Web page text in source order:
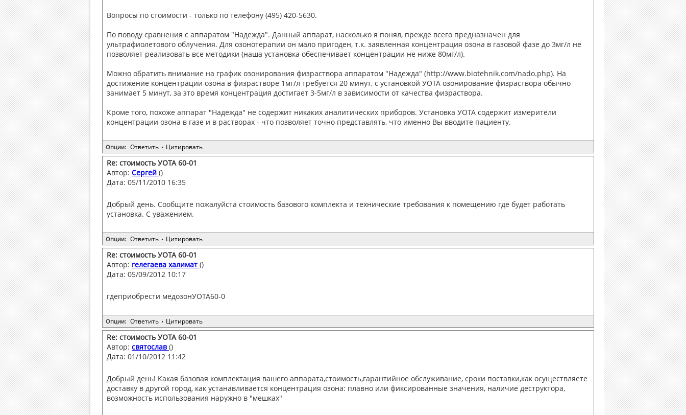
Вопросы по стоимости - только по телефону (495) 420-5630.
По поводу сравнения с аппаратом "Надежда". Данный аппарат, насколько я понял, прежде всего предназначен для
ультрафиолетового облучения. Для озонотерапии он мало пригоден, т.к. заявленная концентрация озона в газовой фазе до 3мг/л не
позволяет реализовать все методики (наша установка обеспечивает концентрации не ниже 80мг/л).
Можно обратить внимание на график озонирования физраствора аппаратом "Надежда" (http://www.biotehnik.com/nado.php). На
достижение концентрации озона в физрастворе 1мг/л требуется 20 минут, с установкой УОТА озонирование физраствора обычно
занимает 5 минут, за это время концентрация достигает 3-5мг/л в зависимости от качества физраствора.
Кроме того, похоже аппарат "Надежда" не содержит никаких аналитических приборов. Установка УОТА содержит измерители
концентрации озона в газе и в растворах - что позволяет точно представлять, что именно Вы вводите пациенту.
Опции: Ответить • Цитировать
Re: стоимость УОТА 60-01
Автор: Сергей ()
Дата: 05/11/2010 16:35
Добрый день. Сообщите пожалуйста стоимость базового комплекта и технические требования к помещению где будет работать
установка. С уважением.
Опции: Ответить • Цитировать
Re: стоимость УОТА 60-01
Автор: гелегаева халимат ()
Дата: 05/09/2012 10:17
гдеприобрести медозонУОТА60-0
Опции: Ответить • Цитировать
Re: стоимость УОТА 60-01
Автор: святослав ()
Дата: 01/10/2012 11:42
Добрый день! Какая базовая комплектация вашего аппарата,стоимость,гарантийное обслуживание, сроки поставки,как осуществляете
доставку в другой город, как устанавливается концентрация озона: плавно или фиксированные значения, наличие деструктора,
возможность использования наружно в "мешках"